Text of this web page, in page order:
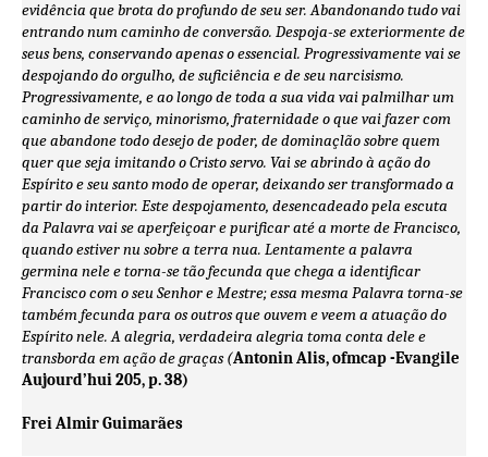
evidência que brota do profundo de seu ser. Abandonando tudo vai
entrando num caminho de conversão. Despoja-se exteriormente de
seus bens, conservando apenas o essencial. Progressivamente vai se
despojando do orgulho, de suficiência e de seu narcisismo.
Progressivamente, e ao longo de toda a sua vida vai palmilhar um
caminho de serviço, minorismo, fraternidade o que vai fazer com
que abandone todo desejo de poder, de dominaçlão sobre quem
quer que seja imitando o Cristo servo. Vai se abrindo à ação do
Espírito e seu santo modo de operar, deixando ser transformado a
partir do interior. Este despojamento, desencadeado pela escuta
da Palavra vai se aperfeiçoar e purificar até a morte de Francisco,
quando estiver nu sobre a terra nua. Lentamente a palavra
germina nele e torna-se tão fecunda que chega a identificar
Francisco com o seu Senhor e Mestre; essa mesma Palavra torna-se
também fecunda para os outros que ouvem e veem a atuação do
Espírito nele. A alegria, verdadeira alegria toma conta dele e
transborda em ação de graças (Antonin Alis, ofmcap -Evangile
Aujourd’hui 205, p. 38)
Frei Almir Guimarães